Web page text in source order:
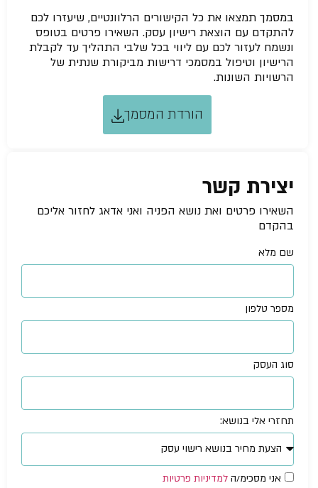
במסמך תמצאו את כל הקישורים הרלוונטיים, שיעזרו לכם
להתקדם עם הוצאת רישיון עסק. השאירו פרטים בטופס
ונשמח לעזור לכם עם ליווי בכל שלבי התהליך עד לקבלת
הרישיון וטיפול במסמכי דרישות מביקורת שנתית של
הרשויות השונות.
הורדת המסמך
יצירת קשר
השאירו פרטים ואת נושא הפניה ואני אדאג לחזור אליכם
בהקדם
שם מלא
מספר טלפון
סוג העסק
תחזרי אלי בנושא:
אני מסכימ/הלמדיניות פרטיות